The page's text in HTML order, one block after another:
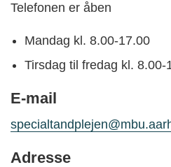
Telefonen er åben
Mandag kl. 8.00-17.00
Tirsdag til fredag kl. 8.00-
E-mail
Adresse